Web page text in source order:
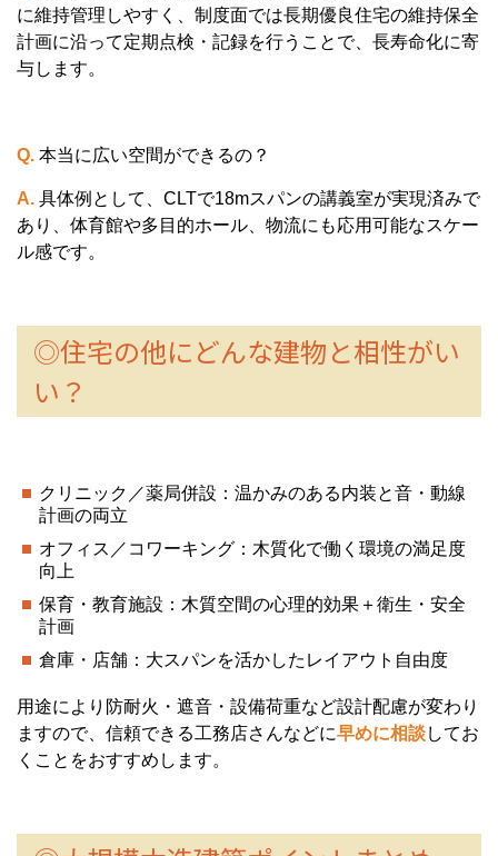
に維持管理しやすく、制度面では長期優良住宅の維持保全
計画に沿って定期点検・記録を行うことで、長寿命化に寄
与します。
Q. 本当に広い空間ができるの？
A. 具体例として、CLTで18mスパンの講義室が実現済みで
あり、体育館や多目的ホール、物流にも応用可能なスケー
ル感です。
◎住宅の他にどんな建物と相性がい
い？
クリニック／薬局併設：温かみのある内装と音・動線
計画の両立
オフィス／コワーキング：木質化で働く環境の満足度
向上
保育・教育施設：木質空間の心理的効果＋衛生・安全
計画
倉庫・店舗：大スパンを活かしたレイアウト自由度
用途により防耐火・遮音・設備荷重など設計配慮が変わり
ますので、信頼できる工務店さんなどに早めに相談してお
くことをおすすめします。